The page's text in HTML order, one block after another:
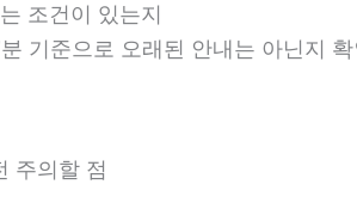
조건이 있는지
기준으로 오래된 안내는 아닌지 확
주의할 점